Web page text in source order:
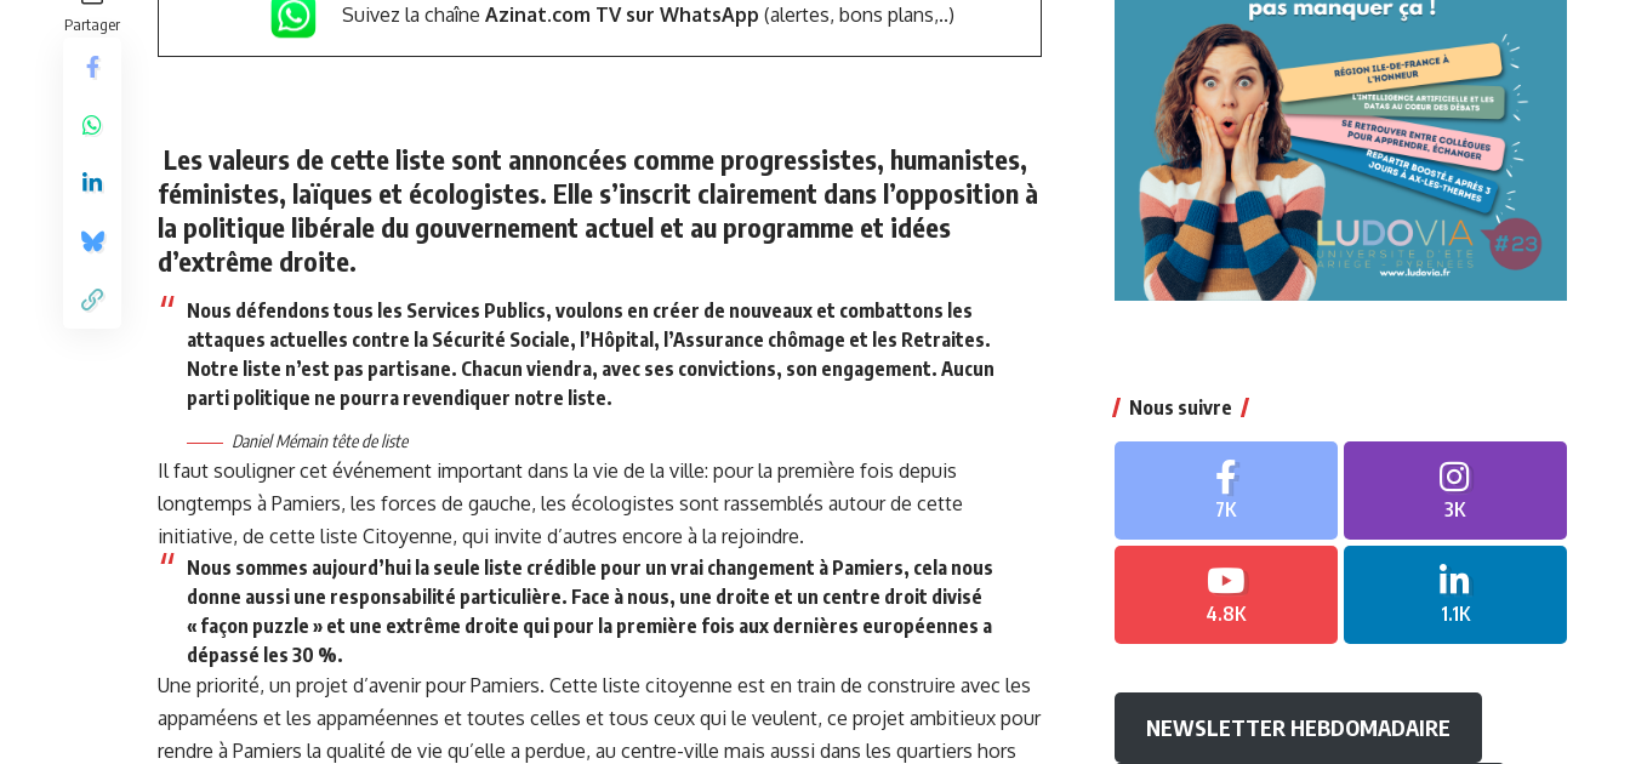
Partager Suivez la chaîne Azinat.com TV sur WhatsApp (alertes, bons plans,..)
Les valeurs de cette liste sont annoncées comme progressistes, humanistes,
féministes, laïques et écologistes. Elle s’inscrit clairement dans l’opposition à
la politique libérale du gouvernement actuel et au programme et idées
d’extrême droite.
Nous défendons tous les Services Publics, voulons en créer de nouveaux et combattons les
attaques actuelles contre la Sécurité Sociale, l’Hôpital, l’Assurance chômage et les Retraites.
Notre liste n’est pas partisane. Chacun viendra, avec ses convictions, son engagement. Aucun
parti politique ne pourra revendiquer notre liste.
Daniel Mémain tête de liste
Il faut souligner cet événement important dans la vie de la ville: pour la première fois depuis
longtemps à Pamiers, les forces de gauche, les écologistes sont rassemblés autour de cette
initiative, de cette liste Citoyenne, qui invite d’autres encore à la rejoindre.
Nous sommes aujourd’hui la seule liste crédible pour un vrai changement à Pamiers, cela nous
donne aussi une responsabilité particulière. Face à nous, une droite et un centre droit divisé
« façon puzzle » et une extrême droite qui pour la première fois aux dernières européennes a
dépassé les 30 %.
Une priorité, un projet d’avenir pour Pamiers. Cette liste citoyenne est en train de construire avec les
appaméens et les appaméennes et toutes celles et tous ceux qui le veulent, ce projet ambitieux pour
rendre à Pamiers la qualité de vie qu’elle a perdue, au centre-ville mais aussi dans les quartiers hors
Nous suivre
7K 3K
4.8K 1.1K
NEWSLETTER HEBDOMADAIRE